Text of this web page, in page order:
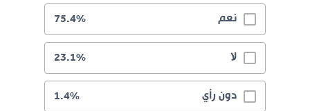
نعم 75.4%
لا 23.1%
دون رأي 1.4%